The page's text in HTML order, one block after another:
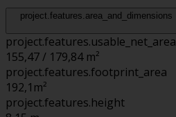
project.features.area_and_dimensions
project.features.usable_net_area
155,47 / 179,84 m²
project.features.footprint_area
192,1 m²
project.features.height